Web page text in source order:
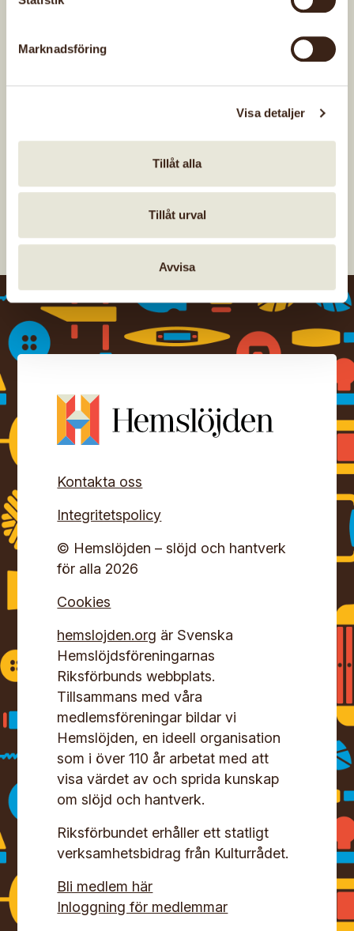
Marknadsföring
Visa detaljer
Tillåt alla
Tillåt urval
Avvisa
Kontakta oss
Integritetspolicy
© Hemslöjden – slöjd och hantverk
för alla 2026
Cookies
hemslojden.org är Svenska
Hemslöjdsföreningarnas
Riksförbunds webbplats.
Tillsammans med våra
medlemsföreningar bildar vi
Hemslöjden, en ideell organisation
som i över 110 år arbetat med att
visa värdet av och sprida kunskap
om slöjd och hantverk.
Riksförbundet erhåller ett statligt
verksamhetsbidrag från Kulturrådet.
Bli medlem här
Inloggning för medlemmar